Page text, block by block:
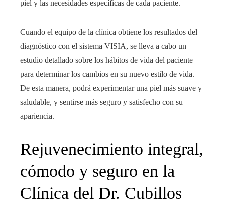
piel y las necesidades específicas de cada paciente.
Cuando el equipo de la clínica obtiene los resultados del
diagnóstico con el sistema VISIA, se lleva a cabo un
estudio detallado sobre los hábitos de vida del paciente
para determinar los cambios en su nuevo estilo de vida.
De esta manera, podrá experimentar una piel más suave y
saludable, y sentirse más seguro y satisfecho con su
apariencia.
Rejuvenecimiento integral,
cómodo y seguro en la
Clínica del Dr. Cubillos